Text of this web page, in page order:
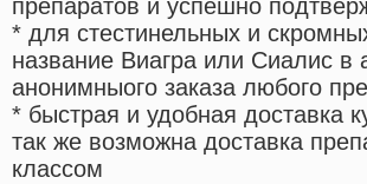
препаратов и успешно
* для стестинельных и
название Виагра или Сиалис в
анонимныого заказа любого
* быстрая и удобная доставка
так же возможна доставка
классом